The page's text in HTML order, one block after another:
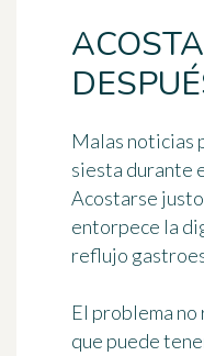
Malas noticias
siesta durante
Acostarse
entorpece la
reflujo
El problema
que puede